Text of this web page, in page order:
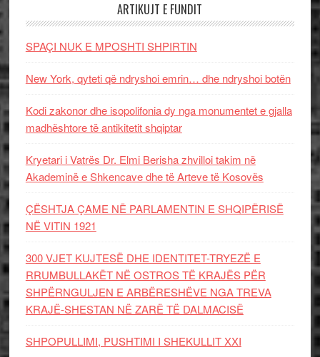
ARTIKUJT E FUNDIT
SPAÇI NUK E MPOSHTI SHPIRTIN
New York, qyteti që ndryshoi emrin… dhe ndryshoi botën
Kodi zakonor dhe isopolifonia dy nga monumentet e gjalla
madhështore të antikitetit shqiptar
Kryetari i Vatrës Dr. Elmi Berisha zhvilloi takim në
Akademinë e Shkencave dhe të Arteve të Kosovës
ÇËSHTJA ÇAME NË PARLAMENTIN E SHQIPËRISË
NË VITIN 1921
300 VJET KUJTESË DHE IDENTITET-TRYEZË E
RRUMBULLAKËT NË OSTROS TË KRAJËS PËR
SHPËRNGULJEN E ARBËRESHËVE NGA TREVA
KRAJË-SHESTAN NË ZARË TË DALMACISË
SHPOPULLIMI, PUSHTIMI I SHEKULLIT XXI